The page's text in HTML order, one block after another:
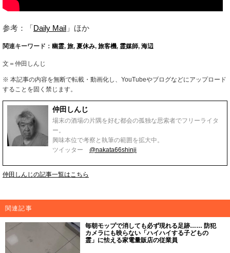
参考：「Daily Mail 」ほか
関連キーワード： 幽霊, 旅, 夏休み, 旅客機, 霊媒師, 海辺
文＝仲田しんじ
※ 本記事の内容を無断で転載・動画化し、YouTubeやブログなどにアップロード
することを固く禁じます。
仲田しんじ
場末の酒場の片隅を好む都会の孤独な思索者でフリーライタ
ー。
興味本位で考察と執筆の範囲を拡大中。
ツイッター @nakata66shinji
仲田しんじの記事一覧はこちら
関連記事
毎朝モップで消しても必ず現れる足跡…… 防犯
カメラにも映らない「ハイハイする子どもの
霊」に怯える家電量販店の従業員